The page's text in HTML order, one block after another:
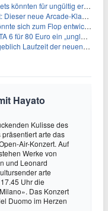
für ungültig erklärt werden!
Klassiker verzeiht dir gar nichts
sich zum Flop entwickeln
ein „unglaubliches Schnäppchen“
der neuen Gameplay-Präsentation
Hayato
Kulisse des
arte das
Air-Konzert. Auf
Werke von
und Leonard
arte
Uhr die
Das Konzert
Duomo im Herzen